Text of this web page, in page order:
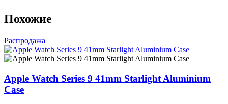
Похожие
Распродажа
Apple Watch Series 9 41mm Starlight Aluminium
Case